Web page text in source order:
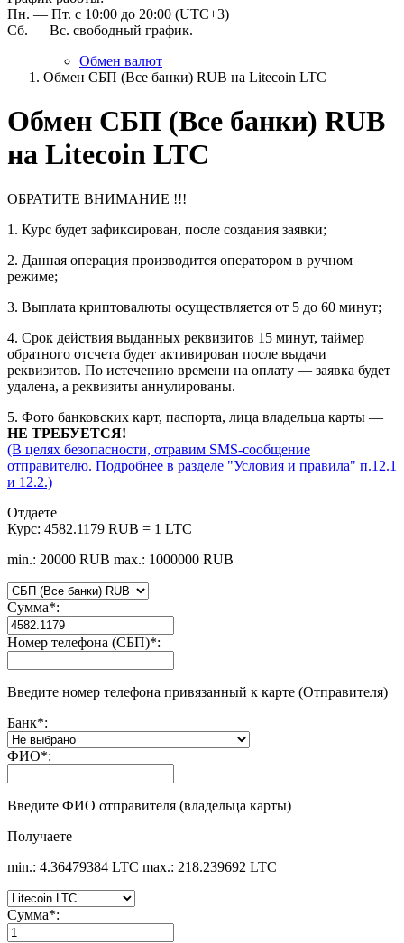
Пн. — Пт. с 10:00 до 20:00 (UTC+3)
Сб. — Вс. свободный график.
Обмен валют
Обмен СБП (Все банки) RUB на Litecoin LTC
Обмен СБП (Все банки) RUB
на Litecoin LTC
ОБРАТИТЕ ВНИМАНИЕ !!!
1. Курс будет зафиксирован, после создания заявки;
2. Данная операция производится оператором в ручном
режиме;
3. Выплата криптовалюты осуществляется от 5 до 60 минут;
4. Срок действия выданных реквизитов 15 минут, таймер
обратного отсчета будет активирован после выдачи
реквизитов. По истечению времени на оплату — заявка будет
удалена, а реквизиты аннулированы.
5. Фото банковских карт, паспорта, лица владельца карты —
НЕ ТРЕБУЕТСЯ!
(В целях безопасности, отравим SMS-сообщение
отправителю. Подробнее в разделе "Условия и правила" п.12.1
и 12.2.)
Отдаете
Курс: 4582.1179 RUB = 1 LTC
min.: 20000 RUB max.: 1000000 RUB
Сумма*:
Номер телефона (СБП)*:
Введите номер телефона привязанный к карте (Отправителя)
Банк*:
ФИО*:
Введите ФИО отправителя (владельца карты)
Получаете
min.: 4.36479384 LTC max.: 218.239692 LTC
Сумма*: